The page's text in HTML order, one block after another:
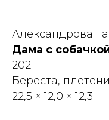
Александрова
Дама с
2021
Береста,
22,5 × 12,0 × 12,3